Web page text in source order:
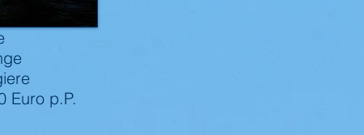
Euro p.P.